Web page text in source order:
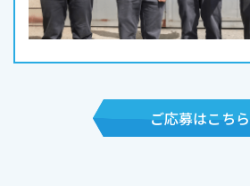
ご応募はこちら